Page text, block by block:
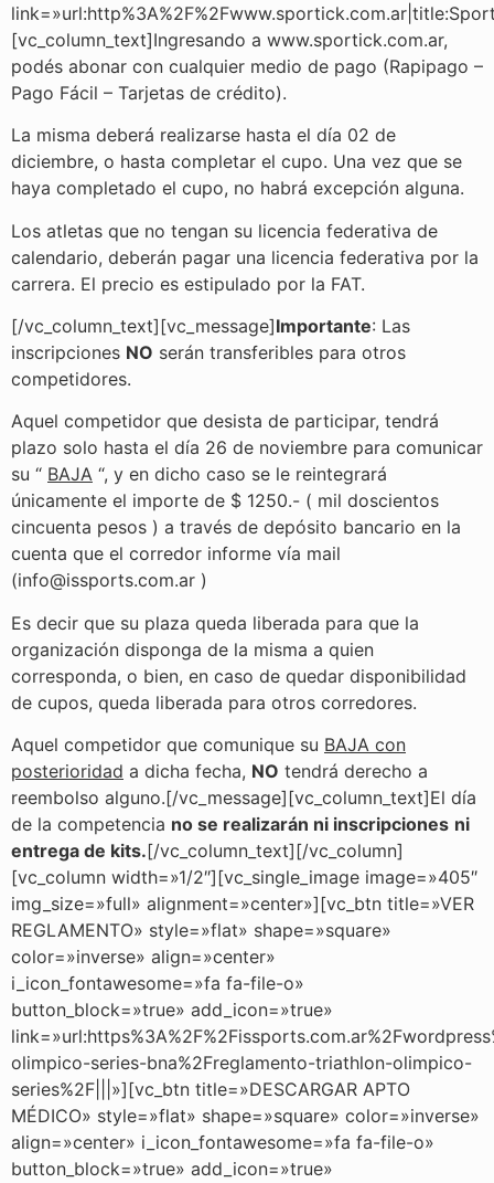
[vc_column_text]Ingresando a www.sportick.com.ar,
podés abonar con cualquier medio de pago (Rapipago –
Pago Fácil – Tarjetas de crédito).
La misma deberá realizarse hasta el día 02 de
diciembre, o hasta completar el cupo. Una vez que se
haya completado el cupo, no habrá excepción alguna.
Los atletas que no tengan su licencia federativa de
calendario, deberán pagar una licencia federativa por la
carrera. El precio es estipulado por la FAT.
[/vc_column_text][vc_message]Importante: Las
inscripciones NO serán transferibles para otros
competidores.
Aquel competidor que desista de participar, tendrá
plazo solo hasta el día 26 de noviembre para comunicar
su “ BAJA “, y en dicho caso se le reintegrará
únicamente el importe de $ 1250.- ( mil doscientos
cincuenta pesos ) a través de depósito bancario en la
cuenta que el corredor informe vía mail
(info@issports.com.ar )
Es decir que su plaza queda liberada para que la
organización disponga de la misma a quien
corresponda, o bien, en caso de quedar disponibilidad
de cupos, queda liberada para otros corredores.
Aquel competidor que comunique su BAJA con
posterioridad a dicha fecha, NO tendrá derecho a
reembolso alguno.[/vc_message][vc_column_text]El día
de la competencia no se realizarán ni inscripciones ni
entrega de kits.[/vc_column_text][/vc_column]
[vc_column width=»1/2″][vc_single_image image=»405″
img_size=»full» alignment=»center»][vc_btn title=»VER
REGLAMENTO» style=»flat» shape=»square»
color=»inverse» align=»center»
i_icon_fontawesome=»fa fa-file-o»
button_block=»true» add_icon=»true»
olimpico-series-bna%2Freglamento-triathlon-olimpico-
series%2F|||»][vc_btn title=»DESCARGAR APTO
MÉDICO» style=»flat» shape=»square» color=»inverse»
align=»center» i_icon_fontawesome=»fa fa-file-o»
button_block=»true» add_icon=»true»